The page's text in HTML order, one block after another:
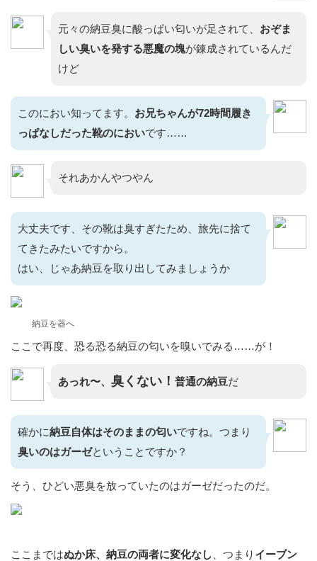
元々の納豆臭に酸っぱい匂いが足されて、 おぞま
しい臭いを発する悪魔の塊が錬成されているんだ
けど
このにおい知ってます。 お兄ちゃんが72時間履き
っぱなしだった靴のにおいです……
それあかんやつやん
大丈夫です、その靴は臭すぎたため、旅先に捨て
てきたみたいですから。
はい、じゃあ納豆を取り出してみましょうか
納豆を器へ
ここで再度、恐る恐る納豆の匂いを嗅いでみる……が！
あっれ〜、 臭くない！ 普通の納豆だ
確かに納豆自体はそのままの匂いですね。つまり
臭いのはガーゼということですか？
そう、ひどい悪臭を放っていたのはガーゼだったのだ。
ここまではぬか床、納豆の両者に変化なし 、つまり イーブン